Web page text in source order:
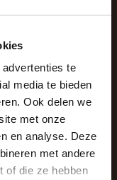
te
media te bieden
Ook delen we
met onze
en analyse. Deze
met andere
of die ze hebben